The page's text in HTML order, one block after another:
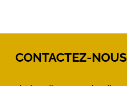
CONTACTEZ-NOUS